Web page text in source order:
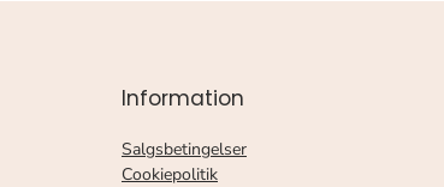
Information
Salgsbetingelser
Cookiepolitik